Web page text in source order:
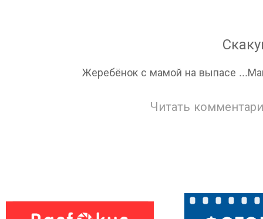
Жеребёнок с мамой на выпасе
Читать